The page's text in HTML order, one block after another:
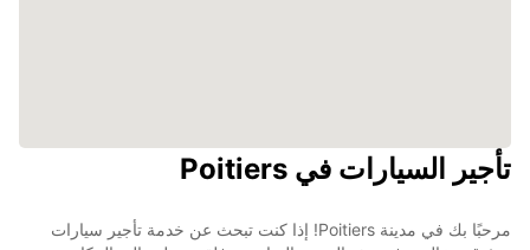
تأجير السيارات في Poitiers
مرحبًا بك في مدينة Poitiers! إذا كنت تبحث عن خدمة تأجير سيارات